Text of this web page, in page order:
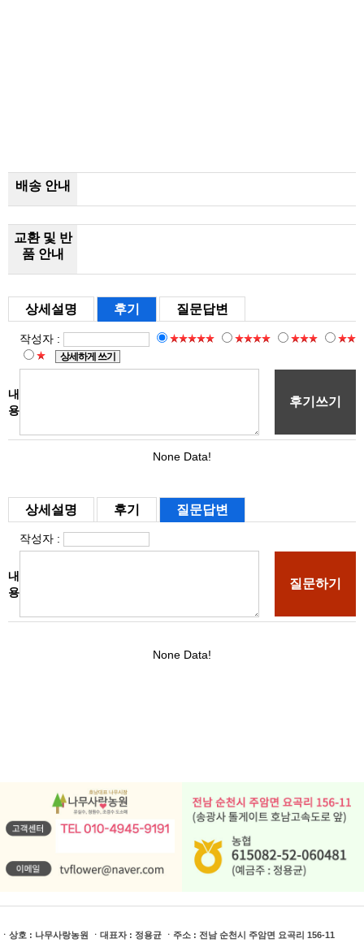
배송 안내
교환 및 반
품 안내
상세설명 후기 질문답변
상세설명 후기 질문답변
ㆍ상호 : 나무사랑농원 ㆍ대표자 : 정용균 ㆍ주소 : 전남 순천시 주암면 요곡리 156-11